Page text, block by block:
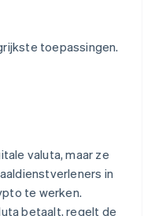
toepassingen.
valuta, maar ze
in
te werken.
betaalt, regelt de